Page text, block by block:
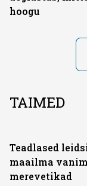
hoogu
TAIMED
Teadlased
maailma
merevetikad